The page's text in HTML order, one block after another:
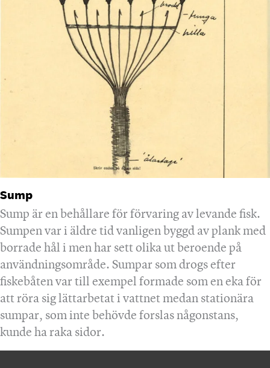
Sump
Sump är en behållare för förvaring av levande fisk.
Sumpen var i äldre tid vanligen byggd av plank med
borrade hål i men har sett olika ut beroende på
användningsområde. Sumpar som drogs efter
fiskebåten var till exempel formade som en eka för
att röra sig lättarbetat i vattnet medan stationära
sumpar, som inte behövde forslas någonstans,
kunde ha raka sidor.